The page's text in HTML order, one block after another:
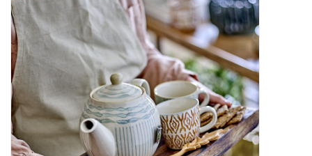
Kids only
Alles zien
NIEUW!
Sale!